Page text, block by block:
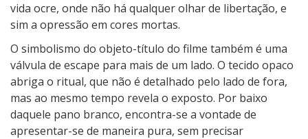
vida ocre, onde não há qualquer olhar de libertação, e
sim a opressão em cores mortas.
O simbolismo do objeto-título do filme também é uma
válvula de escape para mais de um lado. O tecido opaco
abriga o ritual, que não é detalhado pelo lado de fora,
mas ao mesmo tempo revela o exposto. Por baixo
daquele pano branco, encontra-se a vontade de
apresentar-se de maneira pura, sem precisar